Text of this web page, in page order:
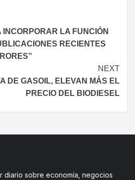
LA FUNCIÓN
RECIENTES
NEXT
DE GASOIL, ELEVAN MÁS EL
PRECIO DEL BIODIESEL
diario sobre economía, negocios